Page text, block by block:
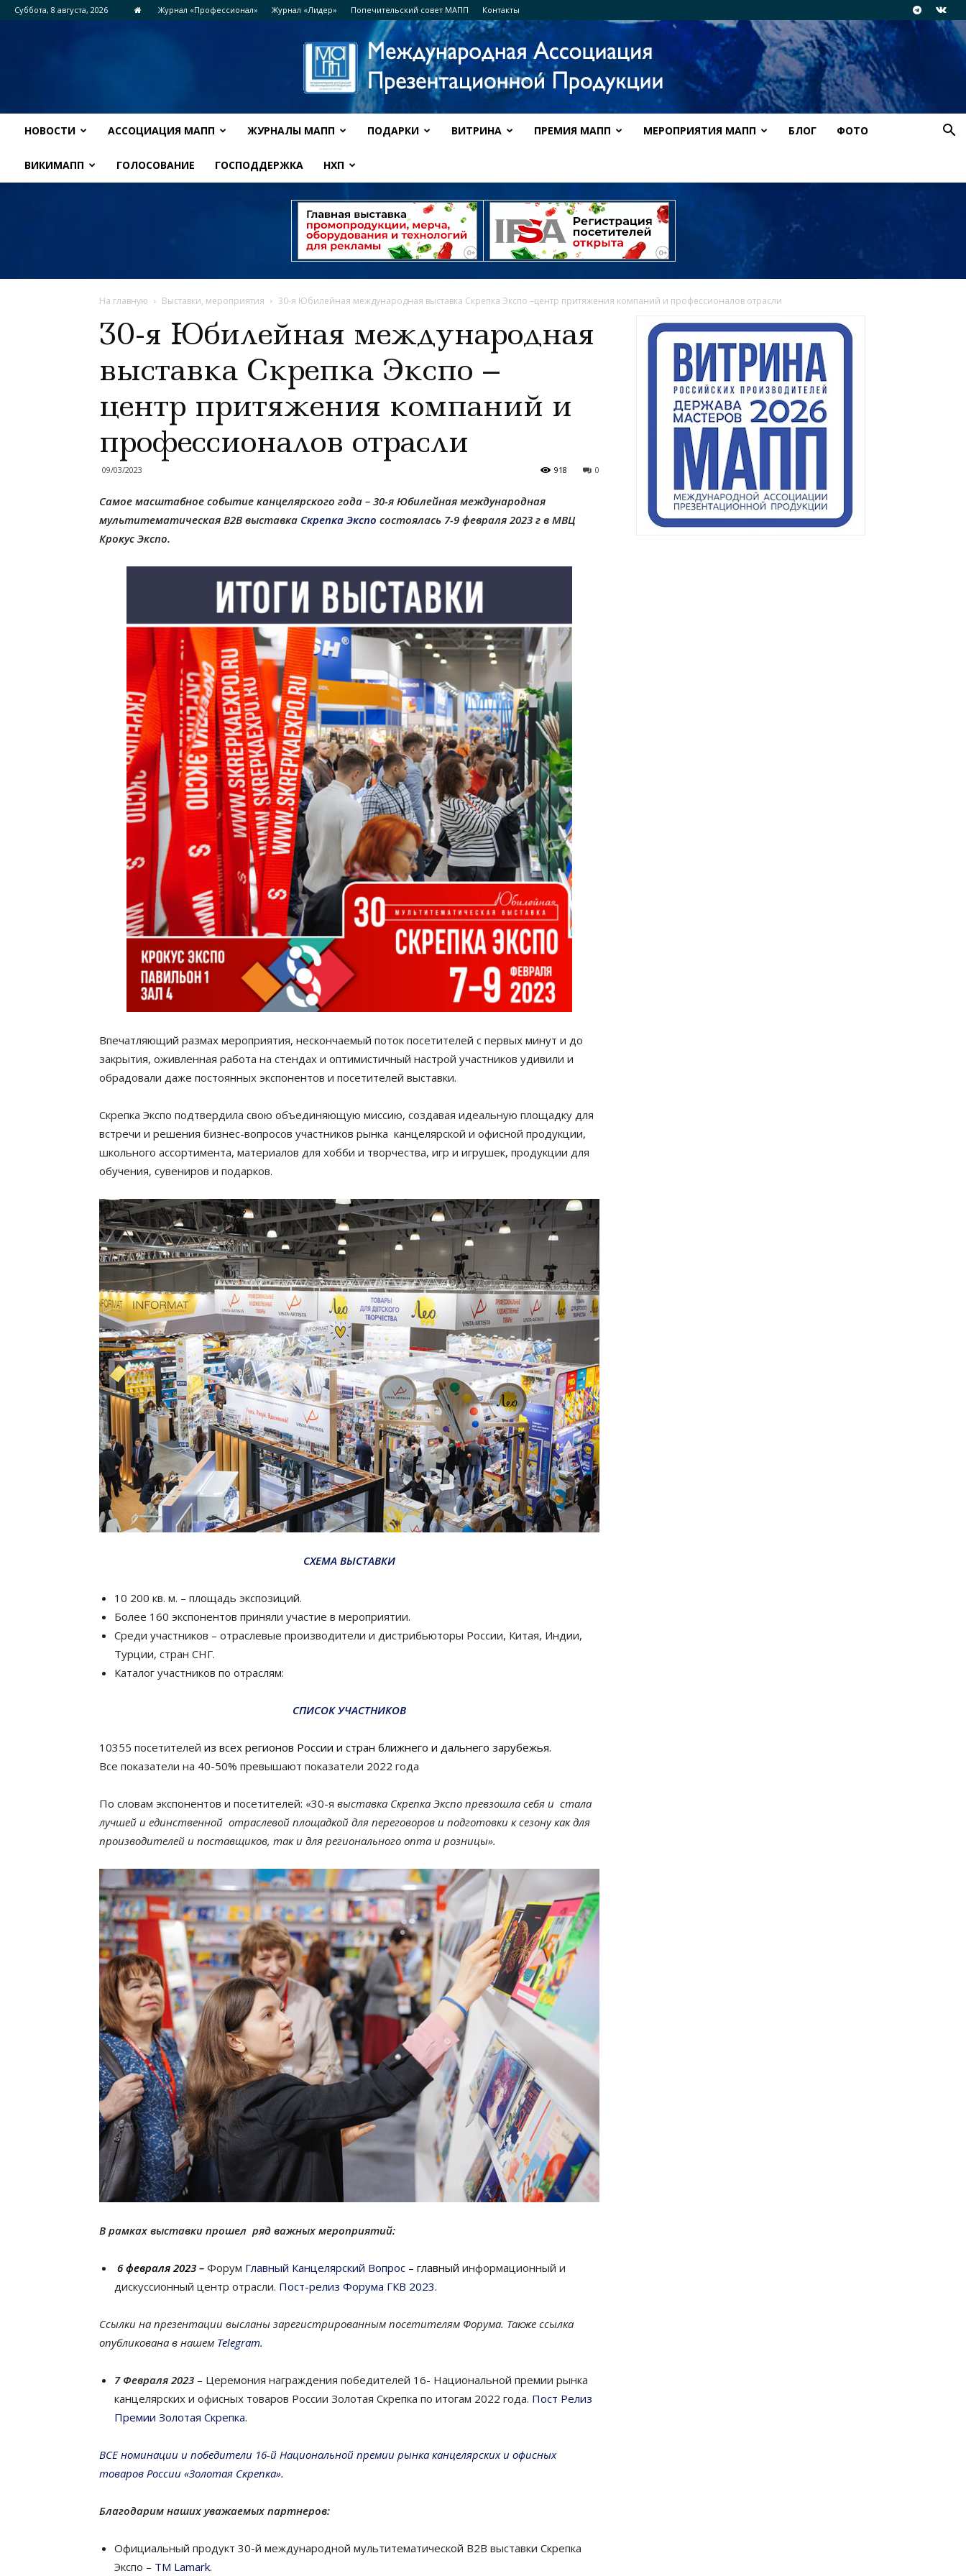
Суббота, 8 августа, 2026 Журнал «Профессионал» Журнал «Лидер» Попечительский совет МАПП Контакты
НОВОСТИ АССОЦИАЦИЯ МАПП ЖУРНАЛЫ МАПП ПОДАРКИ ВИТРИНА ПРЕМИЯ МАПП МЕРОПРИЯТИЯ МАПП БЛОГ ФОТО
ВИКИМАПП ГОЛОСОВАНИЕ ГОСПОДДЕРЖКА НХП
На главную Выставки, мероприятия 30-я Юбилейная международная выставка Скрепка Экспо –центр притяжения компаний и профессионалов отрасли
30-я Юбилейная международная
выставка Скрепка Экспо –
центр притяжения компаний и
профессионалов отрасли
09/03/2023 0
918
Самое масштабное событие канцелярского года – 30-я Юбилейная международная
мультитематическая В2В выставка Скрепка Экспо состоялась 7-9 февраля 2023 г в МВЦ
Крокус Экспо.
Впечатляющий размах мероприятия, нескончаемый поток посетителей с первых минут и до
закрытия, оживленная работа на стендах и оптимистичный настрой участников удивили и
обрадовали даже постоянных экспонентов и посетителей выставки.
Скрепка Экспо подтвердила свою объединяющую миссию, создавая идеальную площадку для
встречи и решения бизнес-вопросов участников рынка канцелярской и офисной продукции,
школьного ассортимента, материалов для хобби и творчества, игр и игрушек, продукции для
обучения, сувениров и подарков.
СХЕМА ВЫСТАВКИ
10 200 кв. м. – площадь экспозиций.
Более 160 экспонентов приняли участие в мероприятии.
Среди участников – отраслевые производители и дистрибьюторы России, Китая, Индии,
Турции, стран СНГ.
Каталог участников по отраслям:
СПИСОК УЧАСТНИКОВ
10355 посетителей из всех регионов России и стран ближнего и дальнего зарубежья.
Все показатели на 40-50% превышают показатели 2022 года
По словам экспонентов и посетителей: «30-я выставка Скрепка Экспо превзошла себя и стала
лучшей и единственной отраслевой площадкой для переговоров и подготовки к сезону как для
производителей и поставщиков, так и для регионального опта и розницы».
В рамках выставки прошел ряд важных мероприятий:
6 февраля 2023 – Форум Главный Канцелярский Вопрос ­– главный информационный и
дискуссионный центр отрасли. Пост-релиз Форума ГКВ 2023.
Ссылки на презентации высланы зарегистрированным посетителям Форума. Также ссылка
опубликована в нашем Telegram.
7 Февраля 2023 – Церемония награждения победителей 16- Национальной премии рынка
канцелярских и офисных товаров России Золотая Скрепка по итогам 2022 года. Пост Релиз
Премии Золотая Скрепка.
ВСЕ номинации и победители 16-й Национальной премии рынка канцелярских и офисных
товаров России «Золотая Скрепка».
Благодарим наших уважаемых партнеров:
Официальный продукт 30-й международной мультитематической B2B выставки Скрепка
Экспо – ТМ Lamark.